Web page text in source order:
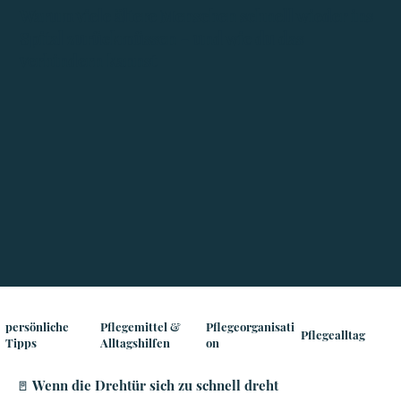
persönliche
Tipps
Pflegemittel &
Alltagshilfen
Pflegeorganisati
on
Pflegealltag
🚪 Wenn die Drehtür sich zu schnell dreht